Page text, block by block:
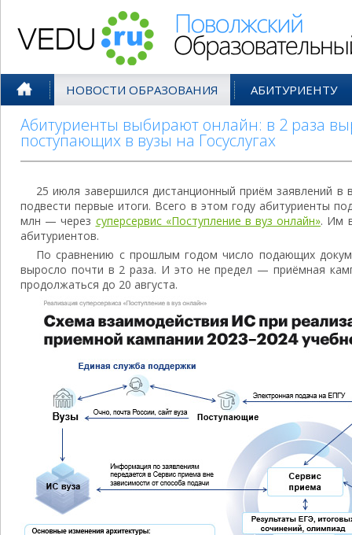
НОВОСТИ ОБРАЗОВАНИЯ АБИТУРИЕНТУ
Абитуриенты выбирают онлайн: в 2 раза
поступающих в вузы на Госуслугах
25 июля завершился дистанционный приём заявлений
подвести первые итоги. Всего в этом году абитуриенты
млн — через суперсервис «Поступление в вуз онлайн». Им
абитуриентов.
По сравнению с прошлым годом число подающих
выросло почти в 2 раза. И это не предел — приёмная
продолжаться до 20 августа.